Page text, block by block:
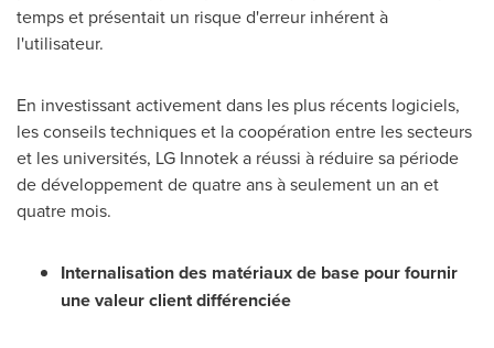
temps et présentait un risque d'erreur inhérent à
l'utilisateur.
En investissant activement dans les plus récents logiciels,
les conseils techniques et la coopération entre les secteurs
et les universités, LG Innotek a réussi à réduire sa période
de développement de quatre ans à seulement un an et
quatre mois.
Internalisation des matériaux de base pour fournir
une valeur client différenciée